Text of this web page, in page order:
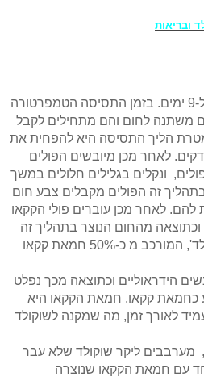
ובריאות
. בזמן התסיסה הטמפרטורה
משתנה לחום והם מתחילים לקבל
הליך התסיסה היא להפחית את
לאחר מכן מיובשים הפולים
ונקלים בגלילים חלולים במשך
100 מעלות. בתהליך זה הפולים מקבלים צבע חום
להם. לאחר מכן עוברים פולי הקקאו
וכתוצאה מהחום הנוצר בתהליך זה
נוצר נוזל המכונה 'ליקר שוקולד', המורכב מ כ-50% חמאת קקאו
הידראוליים וכתוצאה מכך נפלט
כחמאת קקאו. חמאת הקקאו היא
לאורך זמן, מה שמקנה לשוקולד
מערבבים ליקר שוקולד שלא עבר
עם חמאת הקקאו שנוצרה